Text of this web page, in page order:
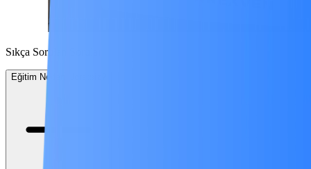
Sıkça Sorulan Sorular
Eğitim Neden Ücretsiz?